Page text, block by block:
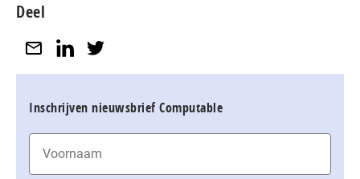
Deel
Inschrijven nieuwsbrief Computable